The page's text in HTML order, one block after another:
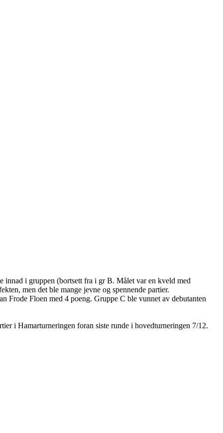
innad i gruppen (bortsett fra i gr B. Målet var en kveld med
men det ble mange jevne og spennende partier.
Frode Floen med 4 poeng. Gruppe C ble vunnet av debutanten
i Hamarturneringen foran siste runde i hovedturneringen 7/12.